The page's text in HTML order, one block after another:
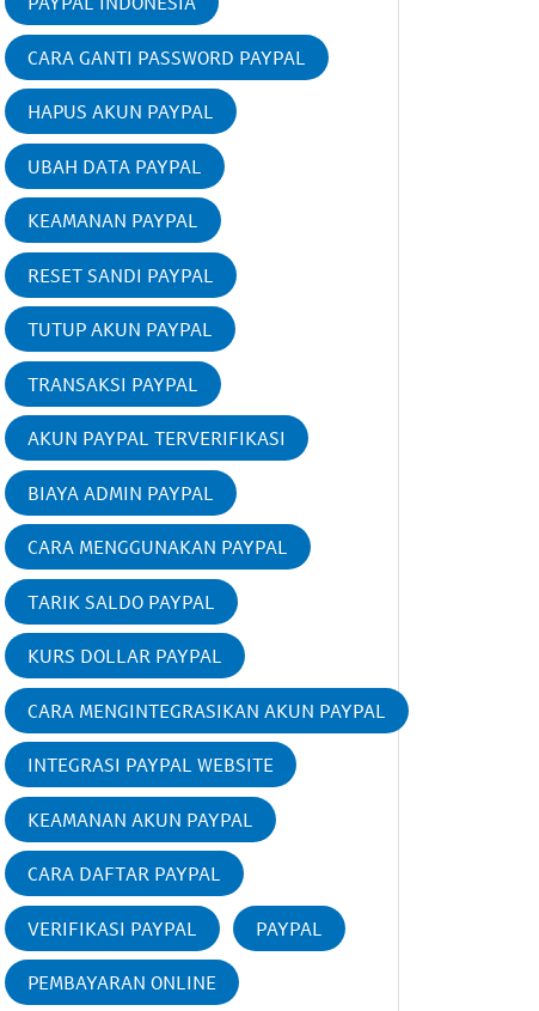
CARA GANTI PASSWORD PAYPAL
HAPUS AKUN PAYPAL
UBAH DATA PAYPAL
KEAMANAN PAYPAL
RESET SANDI PAYPAL
TUTUP AKUN PAYPAL
TRANSAKSI PAYPAL
AKUN PAYPAL TERVERIFIKASI
BIAYA ADMIN PAYPAL
CARA MENGGUNAKAN PAYPAL
TARIK SALDO PAYPAL
KURS DOLLAR PAYPAL
CARA MENGINTEGRASIKAN AKUN PAYPAL
INTEGRASI PAYPAL WEBSITE
KEAMANAN AKUN PAYPAL
CARA DAFTAR PAYPAL
VERIFIKASI PAYPAL PAYPAL
PEMBAYARAN ONLINE